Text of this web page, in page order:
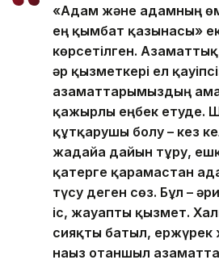
«Адам және адамның
ең қымбат қазынасы»
көрсетілген.
әр қызметкері ел
азаматтарымыздың
қажырлы еңбек етуде.
құтқарушы болу – кез
жағдайға дайын тұру,
қатерге қарамастан
түсу деген сөз. Бұл –
іс, жауапты қызмет.
сияқты батыл, ержүрек
нағыз отаншыл